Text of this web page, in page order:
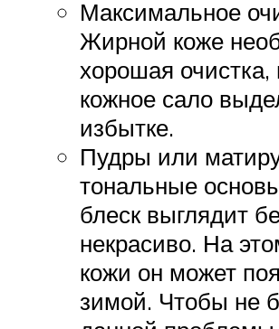
Максимальное
Жирной коже
хорошая очистка,
кожное сало
избытке.
Пудры или
тональные
блеск выглядит
некрасиво. На
кожи он может
зимой. Чтобы не